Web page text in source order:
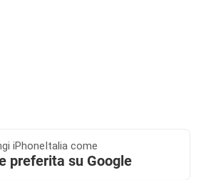
iPhoneItalia come
preferita su Google